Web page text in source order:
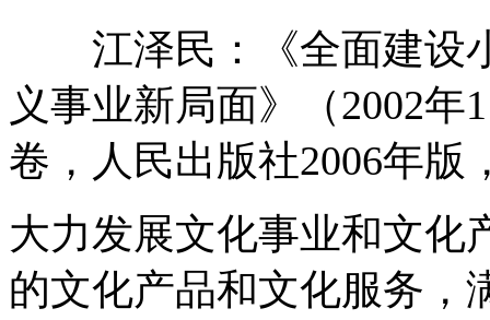
江泽民：《全面建设
义事业新局面》（2002
卷，人民出版社2006年版
大力发展文化事业和文化
的文化产品和文化服务，